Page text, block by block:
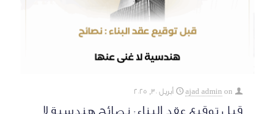
ajad admin on أبريل 30, 2025
قبل توقيع عقد البناء: نصائح هندسية لا